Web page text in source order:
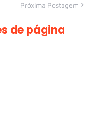
Próxima Postagem
de página